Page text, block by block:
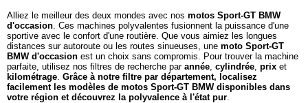
Alliez le meilleur des deux mondes avec nos motos Sport-GT BMW
d'occasion. Ces machines polyvalentes fusionnent la puissance d'une
sportive avec le confort d'une routière. Que vous aimiez les longues
distances sur autoroute ou les routes sinueuses, une moto Sport-GT
BMW d'occasion est un choix sans compromis. Pour trouver la machine
parfaite, utilisez nos filtres de recherche par année, cylindrée, prix et
kilométrage. Grâce à notre filtre par département, localisez
facilement les modèles de motos Sport-GT BMW disponibles dans
votre région et découvrez la polyvalence à l'état pur.